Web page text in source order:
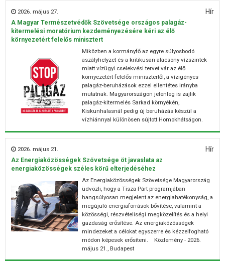
2026. május 27. Hír
A Magyar Természetvédők Szövetsége országos palagáz-
kitermelési moratórium kezdeményezésére kéri az élő
környezetért felelős minisztert
Miközben a kormányfő az egyre súlyosbodó
aszályhelyzet és a kritikusan alacsony vízszintek
miatt vízügyi cselekvési tervet vár az élő
környezetért felelős minisztertől, a vízigényes
palagáz-beruházások ezzel ellentétes irányba
mutatnak. Magyarországon jelenleg is zajlik
palagáz-kitermelés Sarkad környékén,
Kiskunhalasnál pedig új beruházás készül a
vízhiánnyal különösen sújtott Homokhátságon.
2026. május 21. Hír
Az Energiaközösségek Szövetsége öt javaslata az
energiaközösségek széles körű elterjedéséhez
Az Energiaközösségek Szövetsége Magyarország
üdvözli, hogy a Tisza Párt programjában
hangsúlyosan megjelent az energiahatékonyság, a
megújuló energiaforrások bővítése, valamint a
közösségi, részvételiségi megközelítés és a helyi
gazdaság erősítése. Az energiaközösségek
mindezeket a célokat egyszerre és kézzelfogható
módon képesek erősíteni. Közlemény - 2026.
május 21., Budapest